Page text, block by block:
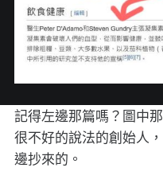
記得左邊那篇嗎？圖中
很不好的說法的創始人
邊抄來的。